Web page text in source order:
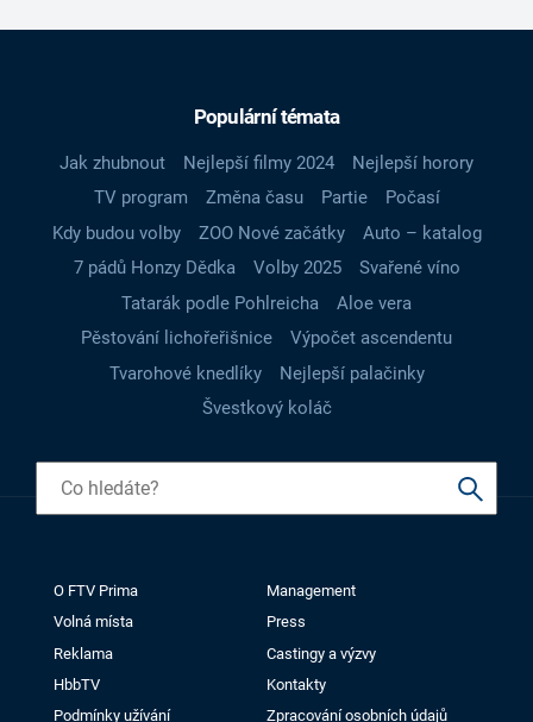
Populární témata
Jak zhubnout Nejlepší filmy 2024
Nejlepší horory
TV program
Změna času Partie
Počasí
Kdy budou volby
ZOO Nové začátky
Auto – katalog
7 pádů Honzy Dědka
Volby 2025
Svařené víno
Tatarák podle Pohlreicha
Aloe vera
Pěstování lichořeřišnice
Výpočet ascendentu
Tvarohové knedlíky
Nejlepší palačinky
Švestkový koláč
O FTV Prima
Management
Volná místa
Press
Reklama
Castingy a výzvy
HbbTV
Kontakty
Podmínky užívání
Zpracování osobních údajů